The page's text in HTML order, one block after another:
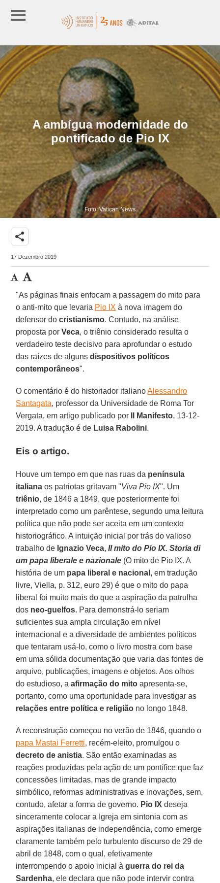
A ambígua modernidade do
pontificado de Pio IX
Foto: Vatican News
share
17 Dezembro 2019
"As páginas finais enfocam a passagem do mito para
o anti-mito que levaria Pio IX à nova imagem do
defensor docristianismo. Contudo, na análise
proposta porVeca, o triênio considerado resulta o
verdadeiro teste decisivo para aprofundar o estudo
das raízes de algunsdispositivos políticos
contemporâneos".
O comentário é do historiador italianoAlessandro
Santagata, professor da Universidade de Roma Tor
Vergata, em artigo publicado por
Il Manifesto, 13-12-
2019. A tradução é de Luisa Rabolini.
Eis o artigo.
Houve um tempo em que nas ruas da península
italiana os patriotas gritavam "Viva Pio IX". Um
triênio, de 1846 a 1849, que posteriormente foi
interpretado como um parêntese, segundo uma leitura
política que não pode ser aceita em um contexto
historiográfico. A intuição inicial por trás do valioso
trabalho de Ignazio Veca, Il mito do Pio IX. Storia di
um papa liberale e nazionale (O mito de Pio IX. A
história de um papa liberal e nacional , em tradução
livre, Viella, p. 312, euro 29) é que o mito do papa
liberal foi muito mais do que a aspiração da patrulha
dos neo-guelfos. Para demonstrá-lo seriam
suficientes sua ampla circulação em nível
internacional e a diversidade de ambientes políticos
que tentaram usá-lo, como o livro mostra com base
em uma sólida documentação que varia das fontes de
arquivo, publicações, imagens e objetos. Aos olhos
do estudioso, aafirmação do mito apresenta-se,
portanto, como uma oportunidade para investigar as
relações entre política e religião no longo 1848.
A reconstrução começou no verão de 1846, quando o
papa Mastai Ferretti, recém-eleito, promulgou o
decreto de anistia. São então examinadas as
reações produzidas pela ação de um pontífice que faz
concessões limitadas, mas de grande impacto
simbólico, reformas administrativas e inovações, sem,
contudo, afetar a forma de governo. Pio IX deseja
sinceramente colocar a Igreja em sintonia com as
aspirações italianas de independência, como emerge
claramente também pelo turbulento discurso de 29 de
abril de 1848, com o qual, efetivamente
interrompendo o apoio inicial àguerra do rei da
Sardenha, ele declara que não pode intervir contra